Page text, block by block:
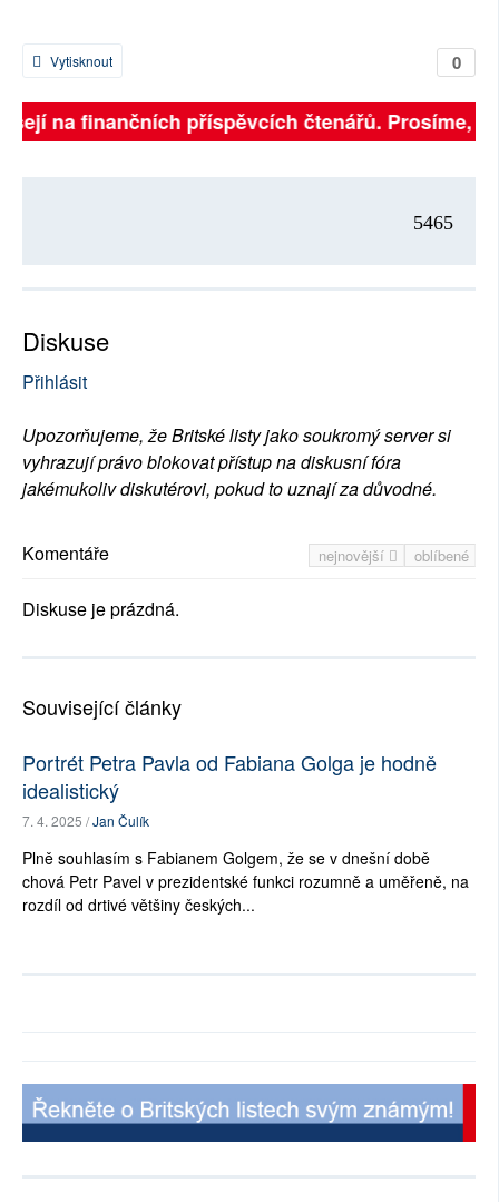
0
Vytisknout
na finančních příspěvcích čtenářů. Prosíme,
5465
Diskuse
Přihlásit
Upozorňujeme, že Britské listy jako soukromý server si
vyhrazují právo blokovat přístup na diskusní fóra
jakémukoliv diskutérovi, pokud to uznají za důvodné.
nejnovější oblíbené
Komentáře
Diskuse je prázdná.
Související články
Portrét Petra Pavla od Fabiana Golga je hodně
idealistický
7. 4. 2025 /Jan Čulík
Plně souhlasím s Fabianem Golgem, že se v dnešní době
chová Petr Pavel v prezidentské funkci rozumně a uměřeně, na
rozdíl od drtivé většiny českých...